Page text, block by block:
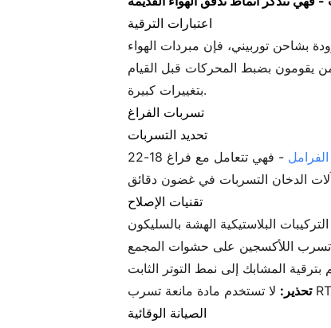
اعتبارات الترقية
بالنسبة للنماذج المزودة بشاحن توربيني، فإن مبردات الهواء
يقومون بضبط المحركات قبل القيام
بتغييرات كبيرة.
تسربات الفراغ
تحديد التسربات
- فهي تتعامل مع فراغ 18-22 Hg. استخدم الماء والصابون على المناطق المشبوهة؛ الفقاعات تكشف عن التسربات. لحالات
تقنيات الإصلاح
البلاستيكية الهشة بالسليكون
تسرب اللأكسجين على حشوات المجمع
بترقية المشابك إلى نمط التوتر الثابت
تحذير:
الصيانة الوقائية